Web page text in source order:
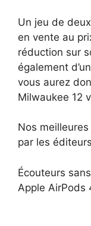
Un jeu de
en vente au
réduction sur
également
vous aurez
Milwaukee 12
Nos
par les
Écouteurs
Apple AirPods